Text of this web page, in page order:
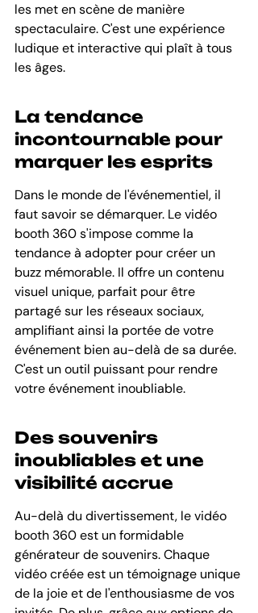
les met en scène de manière
spectaculaire. C'est une expérience
ludique et interactive qui plaît à tous
les âges.
La tendance
incontournable pour
marquer les esprits
Dans le monde de l'événementiel, il
faut savoir se démarquer. Le vidéo
booth 360 s'impose comme la
tendance à adopter pour créer un
buzz mémorable. Il offre un contenu
visuel unique, parfait pour être
partagé sur les réseaux sociaux,
amplifiant ainsi la portée de votre
événement bien au-delà de sa durée.
C'est un outil puissant pour rendre
votre événement inoubliable.
Des souvenirs
inoubliables et une
visibilité accrue
Au-delà du divertissement, le vidéo
booth 360 est un formidable
générateur de souvenirs. Chaque
vidéo créée est un témoignage unique
de la joie et de l'enthousiasme de vos